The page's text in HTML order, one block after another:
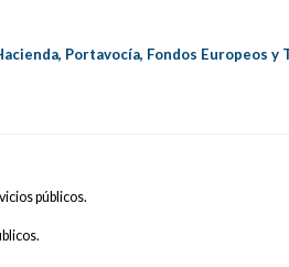
Portavocía, Fondos Europeos y
públicos.